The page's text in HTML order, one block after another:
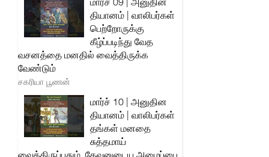
தியானம் | வாலிபர்கள்
பெற்றோருக்கு
கீழ்ப்படிந்து வேத
வசனத்தை மனதில் வைத்திருக்க
வேண்டும்
சகரியா பூணன்
மார்ச் 10 | அனுதின
தியானம் | வாலிபர்கள்
தங்கள் மனதை
சுத்தமாய்
வைத்திருப்பதும், தேவனுடைய அழைப்பை